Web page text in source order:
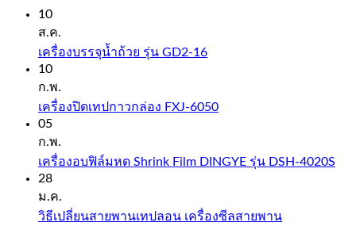
10
ส.ค.
เครื่องบรรจุน้ำถ้วย รุ่น GD2-16
10
ก.พ.
เครื่องปิดเทปกาวกล่อง FXJ-6050
05
ก.พ.
เครื่องอบฟิล์มหด Shrink Film DINGYE รุ่น DSH-4020S
28
ม.ค.
วิธีเปลี่ยนสายพานเทปลอน เครื่องซีลสายพาน